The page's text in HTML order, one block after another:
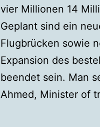
vier Millionen 14
Geplant sind ein
Flugbrücken sowie
Expansion des
beendet sein. Man
Ahmed, Minister of